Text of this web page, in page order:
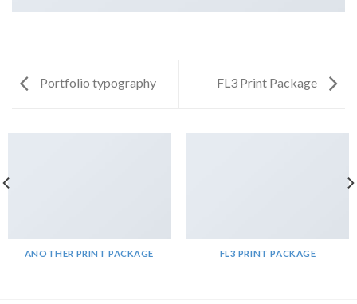
Portfolio typography FL3 Print Package
ANOTHER PRINT PACKAGE FL3 PRINT PACKAGE